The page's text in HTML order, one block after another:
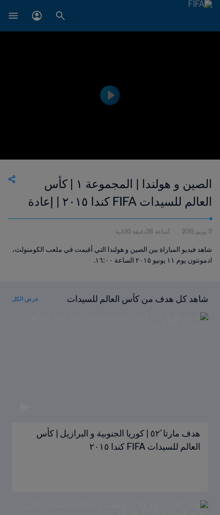
الصين و هولندا | المجموعة ١ | كأس
العالم للسيدات FIFA كندا ٢٠١٥ | إعادة
المباراة
11 يونيو 2015 1ساعة 38دقيقة 10ثانية
شاهد فيديو المباراة بين الصين و هولندا التي أقيمت في ملعب الكومنولث،
ادمونتون يوم ١١ يونيو ٢٠١٥ الساعة ١٦:٠٠.
شاهد كل هدف من كأس العالم للسيدات
FIFA كندا ٢٠١٥
عرض الكل
هدف مارتا '٥٢ | كوريا الجنوبية و البرازيل | كأس
العالم للسيدات FIFA كندا ٢٠١٥